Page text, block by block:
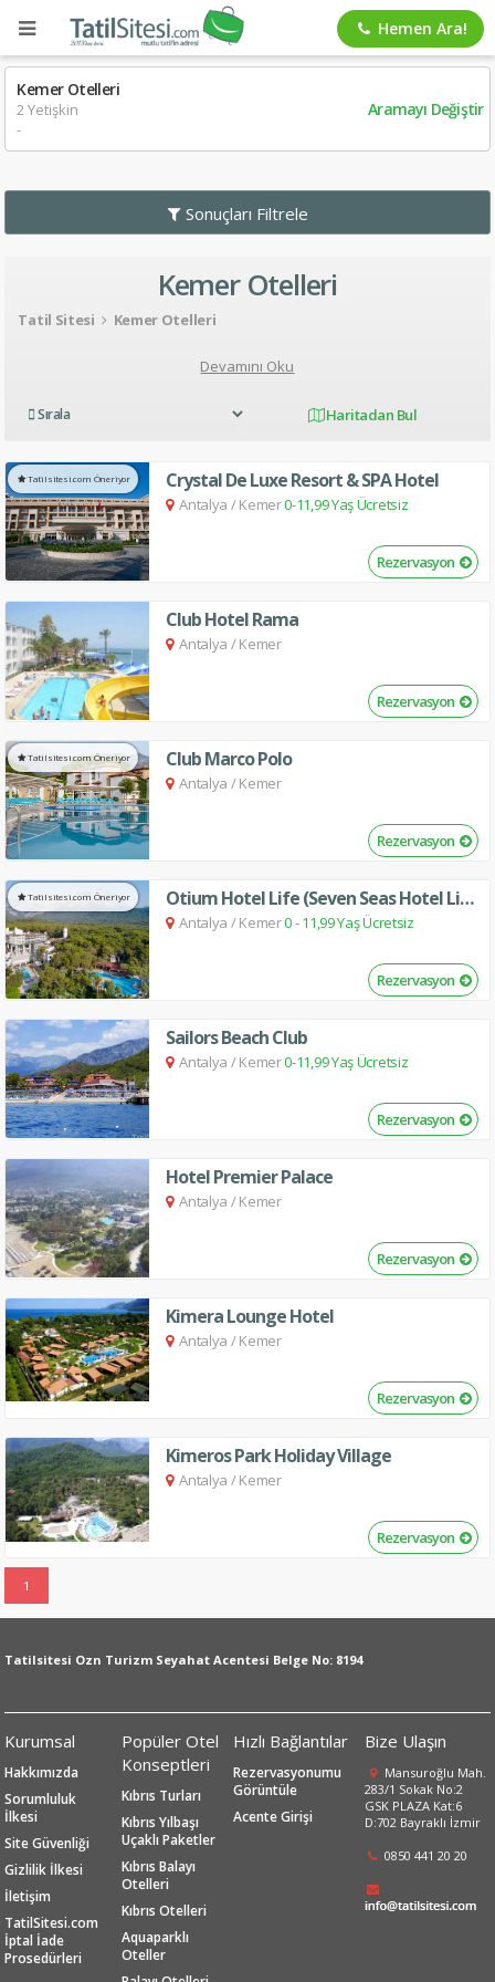
Hemen Ara!
Kemer Otelleri
2 Yetişkin
-
Aramayı Değiştir
Sonuçları Filtrele
Kemer Otelleri
Tatil Sitesi Kemer Otelleri
Devamını Oku
Haritadan Bul
Tatilsitesi.com Öneriyor Crystal De Luxe Resort & SPA Hotel
Antalya /Kemer0-11,99 Yaş Ücretsiz
Rezervasyon
Club Hotel Rama
Antalya /Kemer
Rezervasyon
Tatilsitesi.com Öneriyor Club Marco Polo
Antalya /Kemer
Rezervasyon
Tatilsitesi.com Öneriyor Otium Hotel Life (Seven Seas Hotel Life)
Antalya /Kemer0 - 11,99 Yaş Ücretsiz
Rezervasyon
Sailors Beach Club
Antalya /Kemer0-11,99 Yaş Ücretsiz
Rezervasyon
Hotel Premier Palace
Antalya /Kemer
Rezervasyon
Kimera Lounge Hotel
Antalya /Kemer
Rezervasyon
Kimeros Park Holiday Village
Antalya /Kemer
Rezervasyon
1
Tatilsitesi Ozn Turizm Seyahat Acentesi Belge No: 8194
Kurumsal
Hakkımızda
Sorumluluk
İlkesi
Site Güvenliği
Gizlilik İlkesi
İletişim
TatilSitesi.com
İptal İade
Prosedürleri
Popüler Otel
Konseptleri
Kıbrıs Turları
Kıbrıs Yılbaşı
Uçaklı Paketler
Kıbrıs Balayı
Otelleri
Kıbrıs Otelleri
Aquaparklı
Oteller
Hızlı Bağlantılar
Rezervasyonumu
Görüntüle
Acente Girişi
Bize Ulaşın
Mansuroğlu Mah.
283/1 Sokak No:2
GSK PLAZA Kat:6
D:702 Bayraklı İzmir
0850 441 20 20